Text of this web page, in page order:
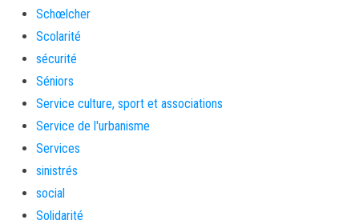
Schœlcher
Scolarité
sécurité
Séniors
Service culture, sport et associations
Service de l'urbanisme
Services
sinistrés
social
Solidarité